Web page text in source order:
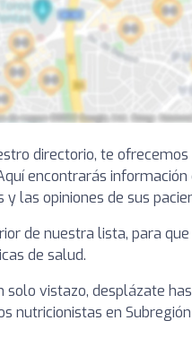
directorio, te
encontrarás
las opiniones de sus
de nuestra lista, para
de salud.
solo vistazo, desplázate
en Subregión